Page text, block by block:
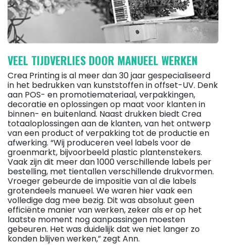
VEEL TIJDVERLIES DOOR MANUEEL WERKEN
Crea Printing is al meer dan 30 jaar gespecialiseerd
in het bedrukken van kunststoffen in offset-UV. Denk
aan POS- en promotiemateriaal, verpakkingen,
decoratie en oplossingen op maat voor klanten in
binnen- en buitenland. Naast drukken biedt Crea
totaaloplossingen aan de klanten, van het ontwerp
van een product of verpakking tot de productie en
afwerking. “Wij produceren veel labels voor de
groenmarkt, bijvoorbeeld plastic plantenstekers.
Vaak zijn dit meer dan 1000 verschillende labels per
bestelling, met tientallen verschillende drukvormen.
Vroeger gebeurde de impositie van al die labels
grotendeels manueel. We waren hier vaak een
volledige dag mee bezig. Dit was absoluut geen
efficiënte manier van werken, zeker als er op het
laatste moment nog aanpassingen moesten
gebeuren. Het was duidelijk dat we niet langer zo
konden blijven werken,” zegt Ann.